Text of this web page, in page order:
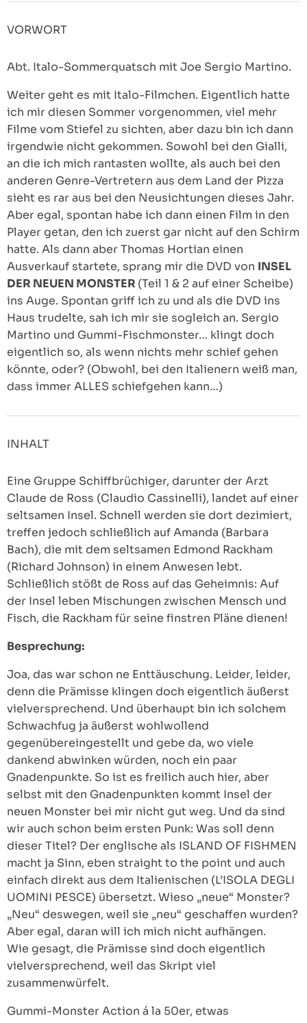
VORWORT
Abt. Italo-Sommerquatsch mit Joe Sergio Martino.
Weiter geht es mit Italo-Filmchen. Eigentlich hatte
ich mir diesen Sommer vorgenommen, viel mehr
Filme vom Stiefel zu sichten, aber dazu bin ich dann
irgendwie nicht gekommen. Sowohl bei den Gialli,
an die ich mich rantasten wollte, als auch bei den
anderen Genre-Vertretern aus dem Land der Pizza
sieht es rar aus bei den Neusichtungen dieses Jahr.
Aber egal, spontan habe ich dann einen Film in den
Player getan, den ich zuerst gar nicht auf den Schirm
hatte. Als dann aber Thomas Hortian einen
Ausverkauf startete, sprang mir die DVD von INSEL
DER NEUEN MONSTER(Teil 1 & 2 auf einer Scheibe)
ins Auge. Spontan griff ich zu und als die DVD ins
Haus trudelte, sah ich mir sie sogleich an. Sergio
Martino und Gummi-Fischmonster… klingt doch
eigentlich so, als wenn nichts mehr schief gehen
könnte, oder? (Obwohl, bei den Italienern weiß man,
dass immer ALLES schiefgehen kann…)
INHALT
Eine Gruppe Schiffbrüchiger, darunter der Arzt
Claude de Ross (Claudio Cassinelli), landet auf einer
seltsamen Insel. Schnell werden sie dort dezimiert,
treffen jedoch schließlich auf Amanda (Barbara
Bach), die mit dem seltsamen Edmond Rackham
(Richard Johnson) in einem Anwesen lebt.
Schließlich stößt de Ross auf das Geheimnis: Auf
der Insel leben Mischungen zwischen Mensch und
Fisch, die Rackham für seine finstren Pläne dienen!
Besprechung:
Joa, das war schon ne Enttäuschung. Leider, leider,
denn die Prämisse klingen doch eigentlich äußerst
vielversprechend. Und überhaupt bin ich solchem
Schwachfug ja äußerst wohlwollend
gegenübereingestellt und gebe da, wo viele
dankend abwinken würden, noch ein paar
Gnadenpunkte. So ist es freilich auch hier, aber
selbst mit den Gnadenpunkten kommt Insel der
neuen Monster bei mir nicht gut weg. Und da sind
wir auch schon beim ersten Punk: Was soll denn
dieser Titel? Der englische als ISLAND OF FISHMEN
macht ja Sinn, eben straight to the point und auch
einfach direkt aus dem Italienischen (L’ISOLA DEGLI
UOMINI PESCE) übersetzt. Wieso „neue“ Monster?
„Neu“ deswegen, weil sie „neu“ geschaffen wurden?
Aber egal, daran will ich mich nicht aufhängen.
Wie gesagt, die Prämisse sind doch eigentlich
vielversprechend, weil das Skript viel
zusammenwürfelt.
Gummi-Monster Action á la 50er, etwas